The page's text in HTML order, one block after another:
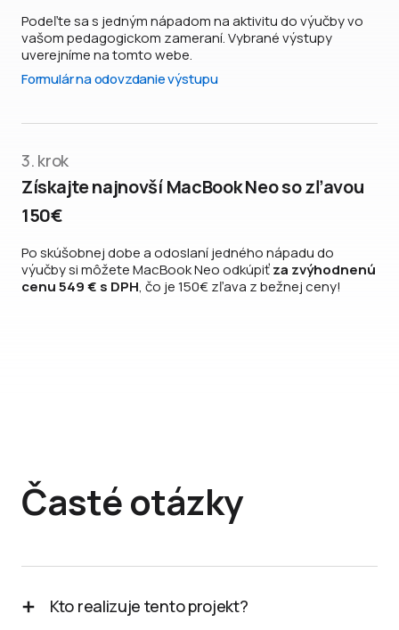
Podeľte sa s jedným nápadom na aktivitu do výučby vo
vašom pedagogickom zameraní. Vybrané výstupy
uverejníme na tomto webe.
Formulár na odovzdanie výstupu
3. krok
Získajte najnovší MacBook Neo so zľavou
150€
Po skúšobnej dobe a odoslaní jedného nápadu do
výučby si môžete MacBook Neo odkúpiťza zvýhodnenú
cenu 549 € s DPH, čo je 150€ zľava z bežnej ceny!
Časté otázky
Kto realizuje tento projekt?